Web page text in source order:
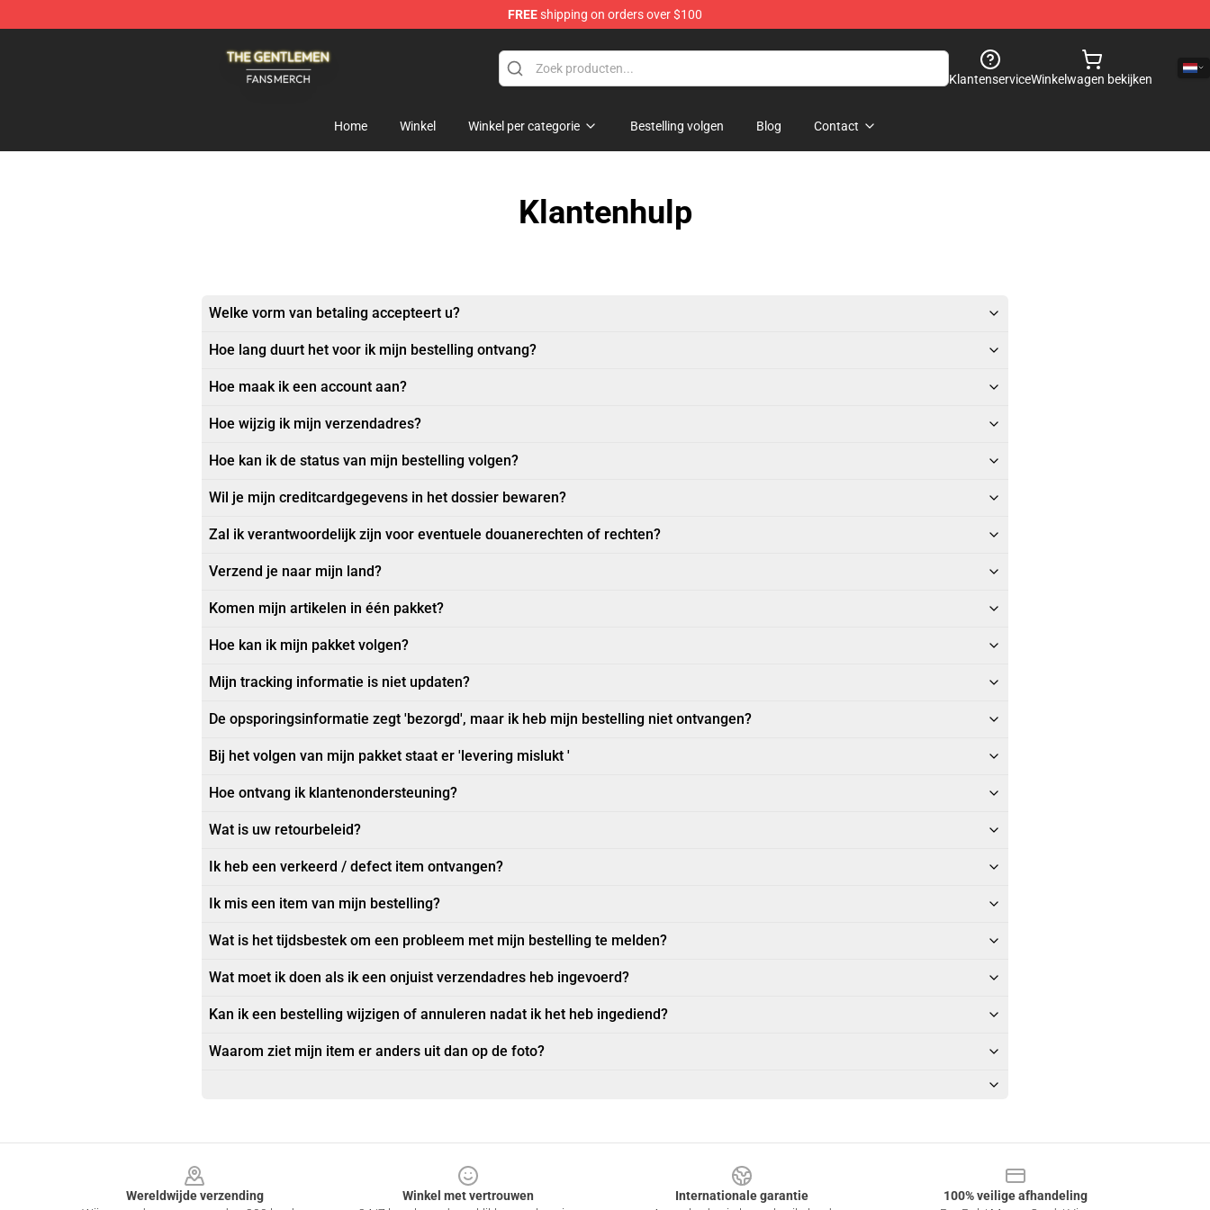
FREEshipping on orders over $100
KlantenserviceWinkelwagen bekijken
Home Winkel Winkel per categorie Bestelling volgen Blog Contact
Klantenhulp
Welke vorm van betaling accepteert u?
Hoe lang duurt het voor ik mijn bestelling ontvang?
Hoe maak ik een account aan?
Hoe wijzig ik mijn verzendadres?
Hoe kan ik de status van mijn bestelling volgen?
Wil je mijn creditcardgegevens in het dossier bewaren?
Zal ik verantwoordelijk zijn voor eventuele douanerechten of rechten?
Verzend je naar mijn land?
Komen mijn artikelen in één pakket?
Hoe kan ik mijn pakket volgen?
Mijn tracking informatie is niet updaten?
De opsporingsinformatie zegt 'bezorgd', maar ik heb mijn bestelling niet ontvangen?
Bij het volgen van mijn pakket staat er 'levering mislukt '
Hoe ontvang ik klantenondersteuning?
Wat is uw retourbeleid?
Ik heb een verkeerd / defect item ontvangen?
Ik mis een item van mijn bestelling?
Wat is het tijdsbestek om een probleem met mijn bestelling te melden?
Wat moet ik doen als ik een onjuist verzendadres heb ingevoerd?
Kan ik een bestelling wijzigen of annuleren nadat ik het heb ingediend?
Waarom ziet mijn item er anders uit dan op de foto?
Wereldwijde verzending
Winkel met vertrouwen
Internationale garantie
100% veilige afhandeling